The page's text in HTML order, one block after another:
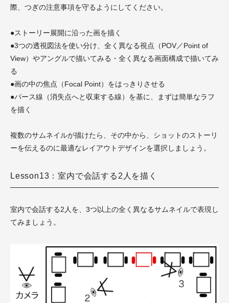
際、つぎの注意事項を守るようにしてください。
●ストーリー展開に沿った画を描く
●3つの透視図法を使い分け、全く異なる視点（POV／Point of
View）やアングルで描いてみる・全く異なる画面構成で描いてみ
る
●画の中の焦点（Focal Point）をはっきりさせる
●パース線（消失点へと収束する線）を基に、まずは簡単なラフ
を描く
複数のサムネイルが描けたら、その中から、ショットのストーリ
ーを伝えるのに最適なレイアウトデザインを選択しましょう。
Lesson13：室内で会話する2人を描く
室内で会話する2人を、3つ以上の全く異なるサムネイルで表現し
てみましょう。